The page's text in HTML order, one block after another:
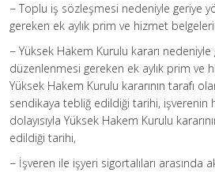
− Toplu iş sözleşmesi nedeniyle geriye
gereken ek aylık prim ve hizmet
− Yüksek Hakem Kurulu kararı
düzenlenmesi gereken ek aylık prim ve
Yüksek Hakem Kurulu kararının tarafı
sendikaya tebliğ edildiği tarihi,
dolayısıyla Yüksek Hakem Kurulu
edildiği tarihi,
− İşveren ile işyeri sigortalıları